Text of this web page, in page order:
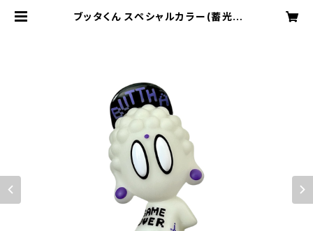
ブッタくん スペシャルカラー(蓄光#